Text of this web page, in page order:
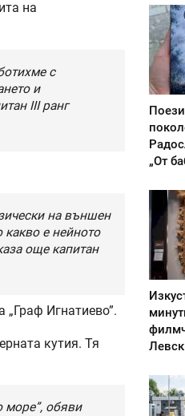
на
с
и
III ранг
на външен
е нейното
още капитан
„Граф Игнатиево”.
кутия. Тя
море”, обяви
„От